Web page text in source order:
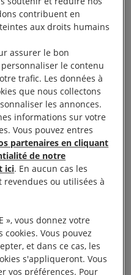
des femmes et
de façon
sexuelles,
19 déjà,une
des violences
confinement et
contribuent en
aux droits humains
assurer le bon
le contenu
trafic. Les données à
que nous collectons
les annonces.
informations sur votre
Vous pouvez entres
partenaires en cliquant
de notre
ici. En aucun cas les
revendues ou utilisées à
», vous donnez votre
Vous pouvez
et dans ce cas, les
s'appliqueront. Vous
vos préférences. Pour